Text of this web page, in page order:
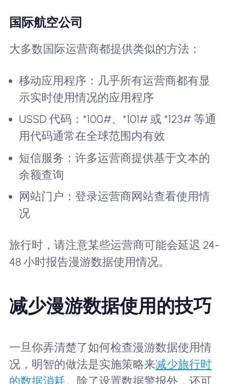
国际航空公司
大多数国际运营商都提供类似的方法：
移动应用程序：几乎所有运营商都有显
示实时使用情况的应用程序
USSD 代码：*100#、*101# 或 *123# 等通
用代码通常在全球范围内有效
短信服务：许多运营商提供基于文本的
余额查询
网站门户：登录运营商网站查看使用情
况
旅行时，请注意某些运营商可能会延迟 24-
48 小时报告漫游数据使用情况。
减少漫游数据使用的技巧
一旦你弄清楚了如何检查漫游数据使用情
况，明智的做法是实施策略来减少旅行时
的数据消耗。除了设置数据警报外，还可